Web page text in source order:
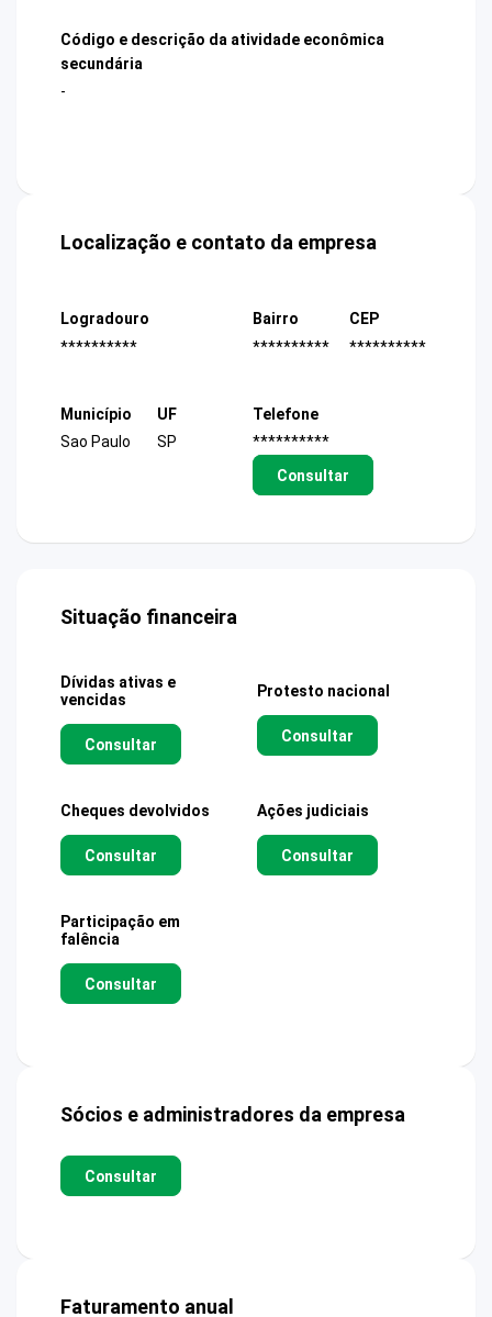
Código e descrição da atividade econômica
secundária
-
Localização e contato da empresa
Logradouro
**********
Bairro
**********
CEP
**********
Município
Sao Paulo
UF
SP
Telefone
**********
Consultar
Situação financeira
Dívidas ativas e
vencidas
Consultar
Protesto nacional
Consultar
Cheques devolvidos
Consultar
Ações judiciais
Consultar
Participação em
falência
Consultar
Sócios e administradores da empresa
Consultar
Faturamento anual